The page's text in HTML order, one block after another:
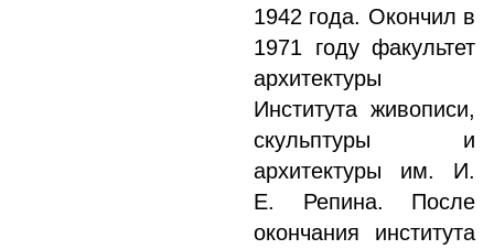
1942 года. Окончил в
1971 году факультет
архитектуры
Института живописи,
скульптуры и
архитектуры им. И.
Е. Репина. После
окончания института